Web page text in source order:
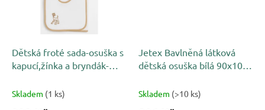
Dětská froté sada-osuška s
kapucí,žínka a bryndák-
Skladem (1 ks)
Jetex Bavlněná látková
dětská osuška bílá 90x100
Skladem (>10 ks)